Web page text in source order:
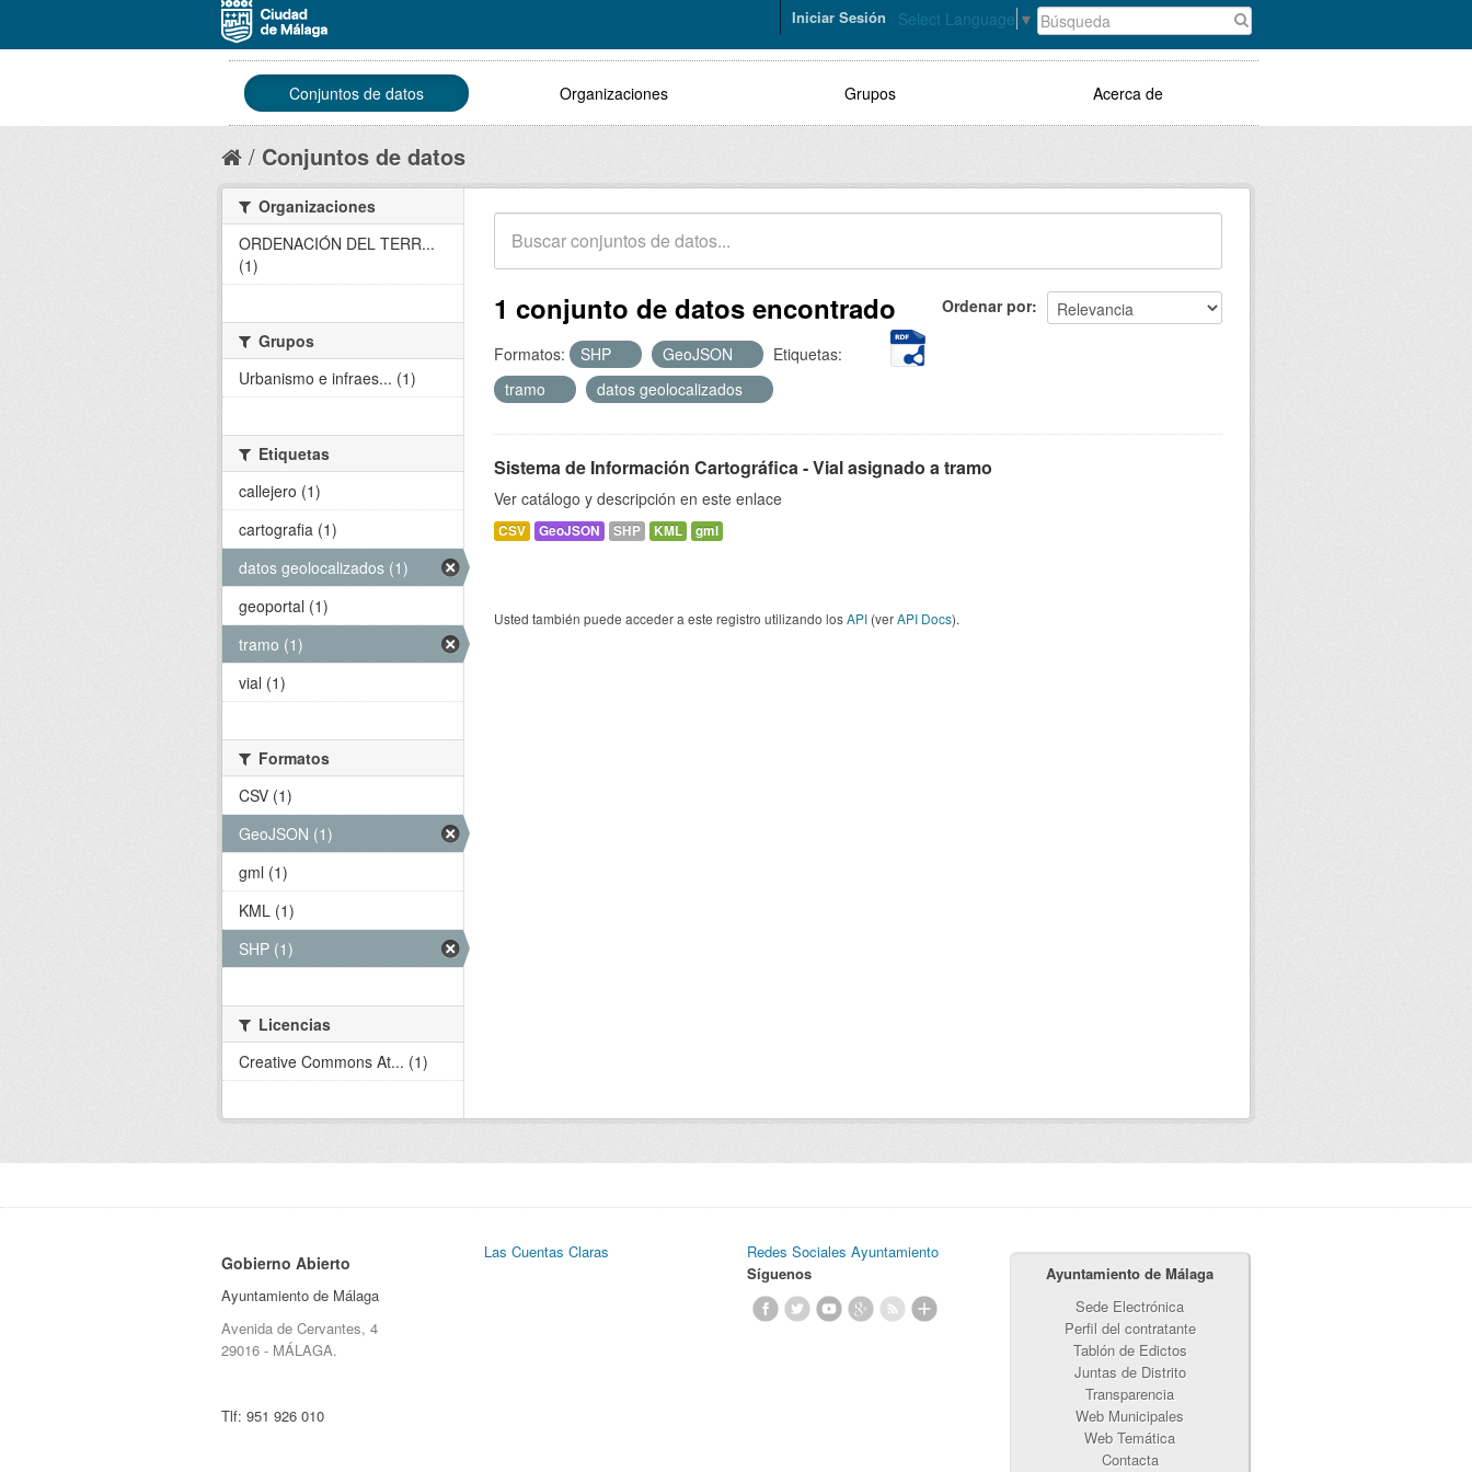
Select Language ▼
Iniciar Sesión
Conjuntos de datos Organizaciones Grupos Acerca de
Conjuntos de datos
Ordenar por
1 conjunto de datos encontrado
Formatos: SHP GeoJSON
Etiquetas:
tramo
datos geolocalizados
Sistema de Información Cartográfica - Vial asignado a tramo
Ver catálogo y descripción en este enlace
CSV GeoJSON SHP KML gml
Usted también puede acceder a este registro utilizando losAPI (verAPI Docs).
Organizaciones
ORDENACIÓN DEL TERR...
(1)
Grupos
Urbanismo e infraes... (1)
Etiquetas
callejero (1)
cartografia (1)
datos geolocalizados (1)
geoportal (1)
tramo (1)
vial (1)
Formatos
CSV (1)
GeoJSON (1)
gml (1)
KML (1)
SHP (1)
Licencias
Creative Commons At... (1)
Gobierno Abierto
Ayuntamiento de Málaga
Avenida de Cervantes, 4
29016 - MÁLAGA.
Tlf: 951 926 010
Las Cuentas Claras
Redes Sociales Ayuntamiento
Síguenos
Ayuntamiento de Málaga
Sede Electrónica
Perfil del contratante
Tablón de Edictos
Juntas de Distrito
Transparencia
Web Municipales
Web Temática
Contacta